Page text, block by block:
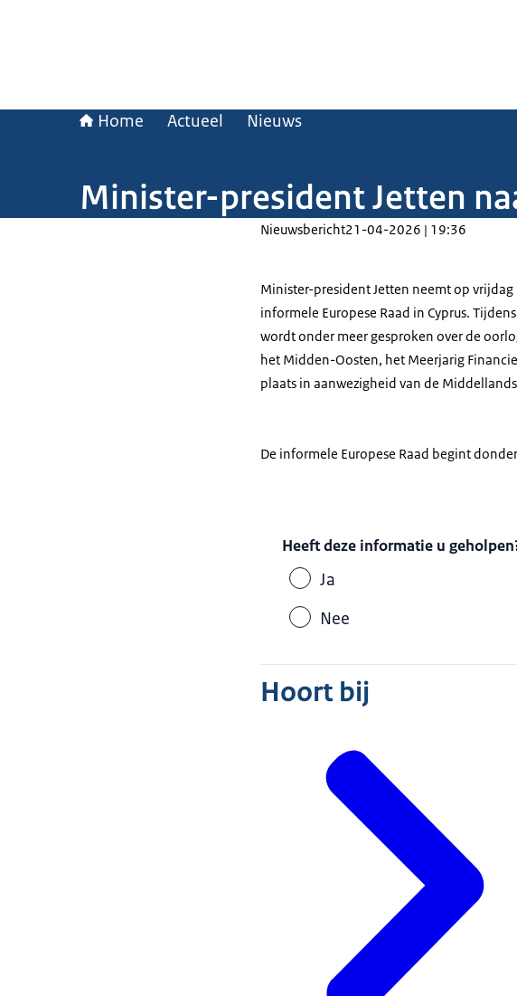
Home Actueel Nieuws
Minister-president Jetten
Nieuwsbericht21-04-2026 | 19:36
Minister-president Jetten neemt op
informele Europese Raad in Cyprus.
wordt onder meer gesproken over de
het Midden-Oosten, het Meerjarig
plaats in aanwezigheid van de
De informele Europese Raad begint
Heeft deze informatie u
Ja
Nee
Hoort bij